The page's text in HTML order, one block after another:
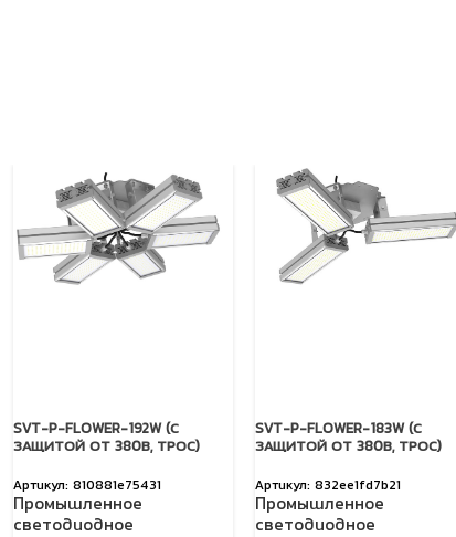
SVT-P-FLOWER-192W (С
ЗАЩИТОЙ ОТ 380В, ТРОС)
810881e75431
Промышленное
светодиодное
SVT-P-FLOWER-183W (С
ЗАЩИТОЙ ОТ 380В, ТРОС)
832ee1fd7b21
Промышленное
светодиодное